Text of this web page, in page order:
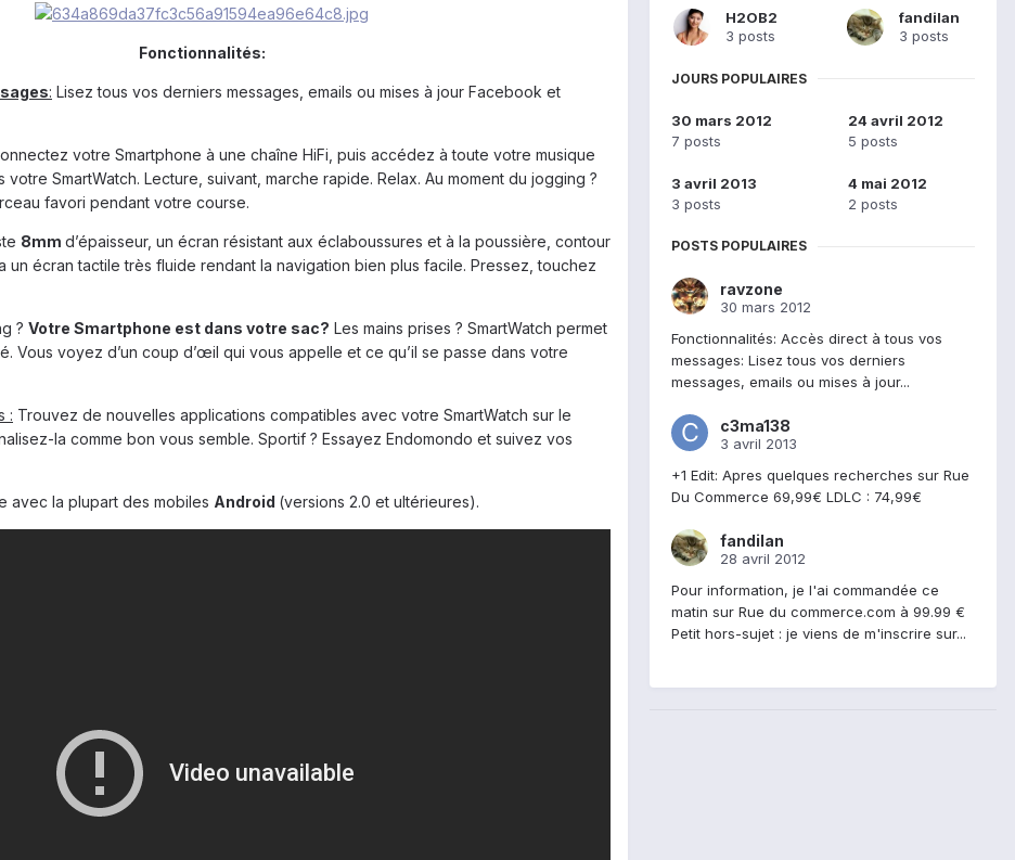
Fonctionnalités:
: Lisez tous vos derniers messages, emails ou mises à jour Facebook et
votre Smartphone à une chaîne HiFi, puis accédez à toute votre musique
SmartWatch. Lecture, suivant, marche rapide. Relax. Au moment du jogging ?
favori pendant votre course.
8mm d’épaisseur, un écran résistant aux éclaboussures et à la poussière, contour
un écran tactile très fluide rendant la navigation bien plus facile. Pressez, touchez
? Votre Smartphone est dans votre sac? Les mains prises ? SmartWatch permet
Vous voyez d’un coup d’œil qui vous appelle et ce qu’il se passe dans votre
: Trouvez de nouvelles applications compatibles avec votre SmartWatch sur le
la comme bon vous semble. Sportif ? Essayez Endomondo et suivez vos
avec la plupart des mobiles Android (versions 2.0 et ultérieures).
H2OB2
3 posts
fandilan
3 posts
JOURS POPULAIRES
30 mars 2012
7 posts
24 avril 2012
5 posts
3 avril 2013
3 posts
4 mai 2012
2 posts
POSTS POPULAIRES
ravzone
30 mars 2012
Fonctionnalités: Accès direct à tous vos
messages: Lisez tous vos derniers
messages, emails ou mises à jour...
c3ma138
3 avril 2013
+1 Edit: Apres quelques recherches sur Rue
Du Commerce 69,99€ LDLC : 74,99€
fandilan
28 avril 2012
Pour information, je l'ai commandée ce
matin sur Rue du commerce.com à 99.99 €
Petit hors-sujet : je viens de m'inscrire sur...